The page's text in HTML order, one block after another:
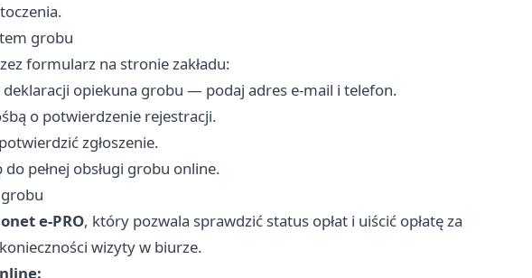
grobu
formularz na stronie zakładu:
opiekuna grobu — podaj adres e-mail i telefon.
o potwierdzenie rejestracji.
zgłoszenie.
pełnej obsługi grobu online.
e-PRO, który pozwala sprawdzić status opłat i uiścić opłatę za
wizyty w biurze.